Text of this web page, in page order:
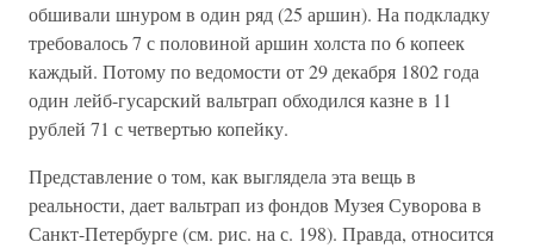
обшивали шнуром в один ряд (25 аршин). На подкладку
требовалось 7 с половиной аршин холста по 6 копеек
каждый. Потому по ведомости от 29 декабря 1802 года
один лейб-гусарский вальтрап обходился казне в 11
рублей 71 с четвертью копейку.
Представление о том, как выглядела эта вещь в
реальности, дает вальтрап из фондов Музея Суворова в
Санкт-Петербурге (см. рис. на с. 198). Правда, относится